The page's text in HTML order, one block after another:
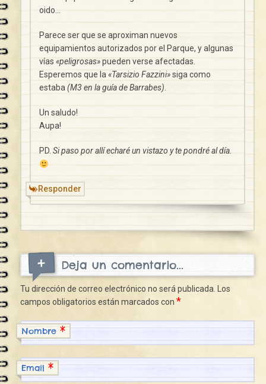
oido…
Parece ser que se aproximan nuevos
equipamientos autorizados por el Parque, y algunas
vías«peligrosas»pueden verse afectadas.
Esperemos que la«Tarsizio Fazzini»siga como
estaba(M3 en la guía de Barrabes).
Un saludo!
Aupa!
PD.Si paso por allí echaré un vistazo y te pondré al día.
Responder
Deja un comentario...
Tu dirección de correo electrónico no será publicada.
Los
campos obligatorios están marcados con*
Nombre*
Email*